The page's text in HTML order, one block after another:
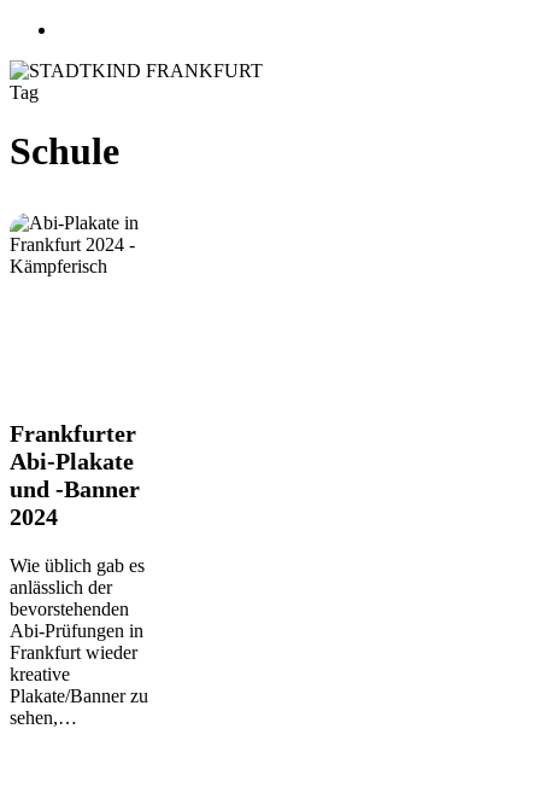
Tag
Schule
Frankfurter
Abi-
Plakate
und
-
2024
Frankfurter
Abi-Plakate
und -Banner
2024
Wie üblich gab es
anlässlich der
bevorstehenden
Abi-Prüfungen in
Frankfurt wieder
kreative
Plakate/Banner zu
sehen,…